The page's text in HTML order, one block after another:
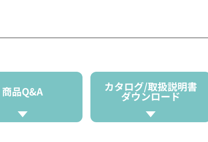
商品Q&A カタログ/取扱説明書
ダウンロード